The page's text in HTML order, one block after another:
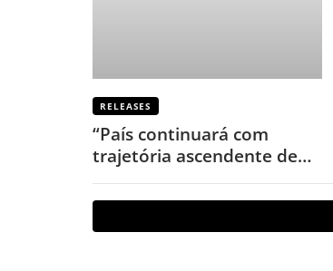
RELEASES
“País continuará com
trajetória ascendente de
aumento real nos
próximos anos”, afirma